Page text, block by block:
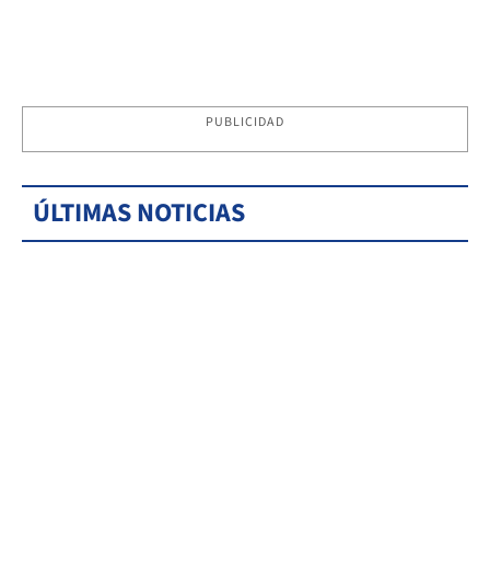
PUBLICIDAD
ÚLTIMAS NOTICIAS